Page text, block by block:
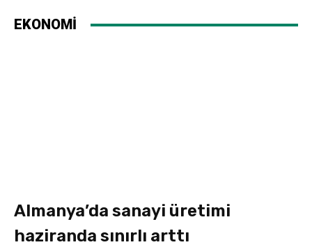
EKONOMİ
Almanya’da sanayi üretimi
haziranda sınırlı arttı